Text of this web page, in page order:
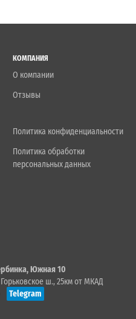
КОМПАНИЯ
О компании
Отзывы
Политика конфиденциальности
Политика обработки
персональных данных
Южная 10
ш., 25км от МКАД
Telegram